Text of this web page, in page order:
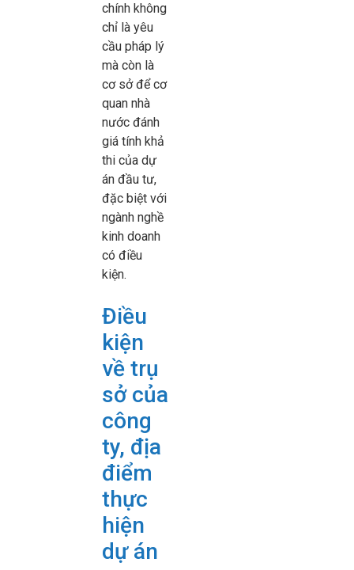
chính không
chỉ là yêu
cầu pháp lý
mà còn là
cơ sở để cơ
quan nhà
nước đánh
giá tính khả
thi của dự
án đầu tư,
đặc biệt với
ngành nghề
kinh doanh
có điều
kiện.
Điều
kiện
về trụ
sở của
công
ty, địa
điểm
thực
hiện
dự án